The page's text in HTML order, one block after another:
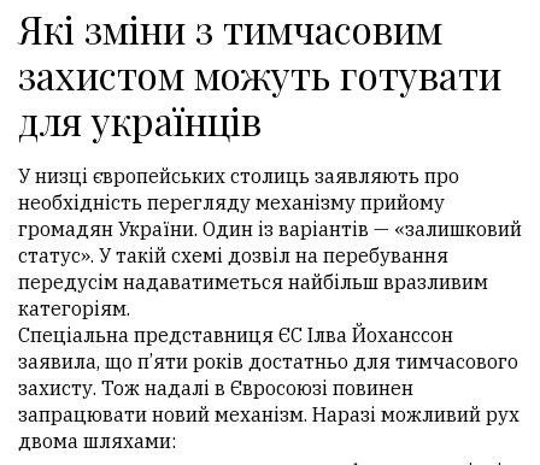
Які зміни з тимчасовим
захистом можуть готувати
для українців
У низці європейських столиць заявляють про
необхідність перегляду механізму прийому
громадян України. Один із варіантів — «залишковий
статус». У такій схемі дозвіл на перебування
передусім надаватиметься найбільш вразливим
категоріям.
Спеціальна представниця ЄС Ілва Йоханссон
заявила, що п’яти років достатньо для тимчасового
захисту. Тож надалі в Євросоюзі повинен
запрацювати новий механізм. Наразі можливий рух
двома шляхами: